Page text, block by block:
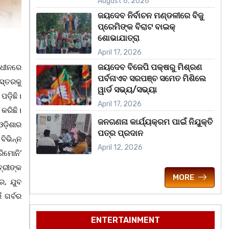
କରିଛି।
ଯୁବ
ଜୟଦେବ ନିର୍ବାଚନ ମଣ୍ଡଳୀରେ ବିଜୁ
ପ୍ରେମିଙ୍କ ବିରାଟ ବାଇକ୍
ଶୋଭାଯାତ୍ରା
April 17, 2026
ଜୟଦେବ ବିଜେପି ପକ୍ଷରୁ ମିଶ୍ରଣ
ପର୍ବନାଏବ ସରପଞ୍ଚ ସମେତ ମିଶିଲେ
ୱାର୍ଡ ସଭ୍ୟ/ସଭ୍ୟା
April 17, 2026
ଜନଗଣନା କାର୍ଯ୍ୟକ୍ରମ ପାଇଁ ନିଯୁକ୍ତି
ପତ୍ର ପ୍ରଦାନ
April 12, 2026
MORE
ENTERTAINMENT